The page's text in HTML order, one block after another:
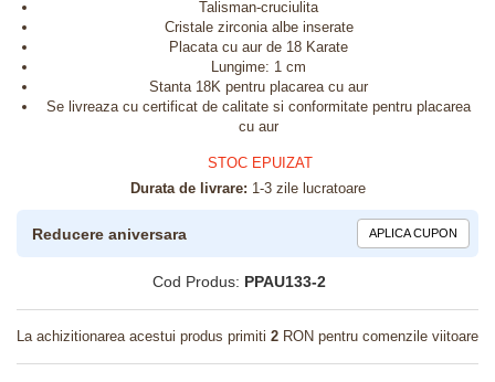
Talisman-cruciulita
Cristale zirconia albe inserate
Placata cu aur de 18 Karate
Lungime: 1 cm
Stanta 18K pentru placarea cu aur
Se livreaza cu certificat de calitate si conformitate pentru placarea
cu aur
STOC EPUIZAT
Durata de livrare: 1-3 zile lucratoare
Reducere aniversara APLICA CUPON
Cod Produs: PPAU133-2
La achizitionarea acestui produs primiti 2 RON pentru comenzile viitoare